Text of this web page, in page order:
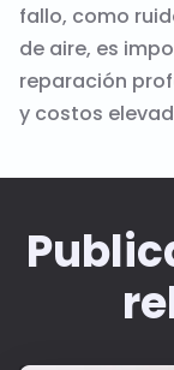
fallo, como
de aire, es
reparación
y costos